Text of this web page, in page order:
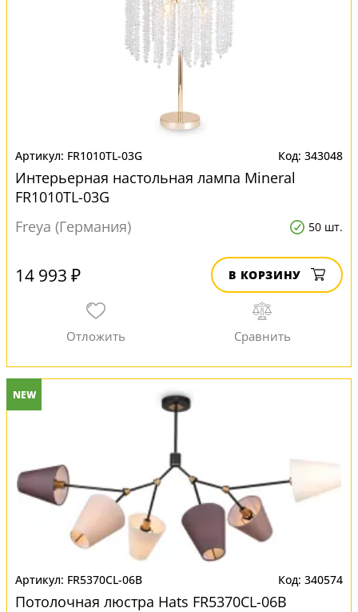
FR1010TL-03G 343048
Интерьерная настольная лампа Mineral
FR1010TL-03G
Freya (Германия)
50 шт.
14 993 ₽ В КОРЗИНУ
NEW
FR5370CL-06B 340574
Потолочная люстра Hats FR5370CL-06B